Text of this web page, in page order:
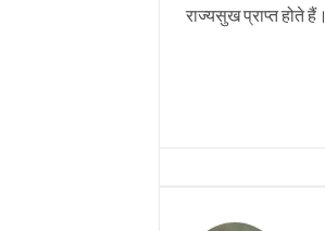
राज्यसुख प्राप्त होते हैं।